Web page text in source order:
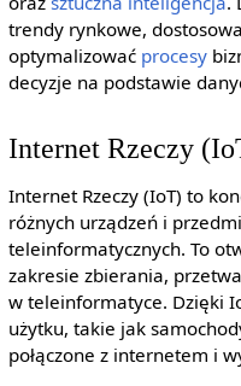
trendy rynkowe,
optymalizować procesy
decyzje na podstawie
Internet Rzeczy
Internet Rzeczy (IoT) to
różnych urządzeń i
teleinformatycznych. To
zakresie zbierania,
w teleinformatyce. Dzięki
użytku, takie jak
połączone z internetem i